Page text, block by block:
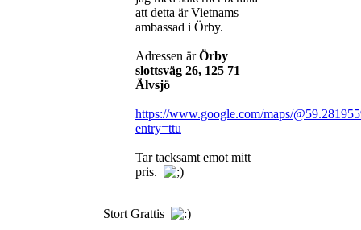
att detta är Vietnams
ambassad i Örby.
Adressen ärÖrby
slottsväg 26, 125 71
Älvsjö
https://www.google.com/maps/
entry=ttu
Tar tacksamt emot mitt
pris.
Stort Grattis